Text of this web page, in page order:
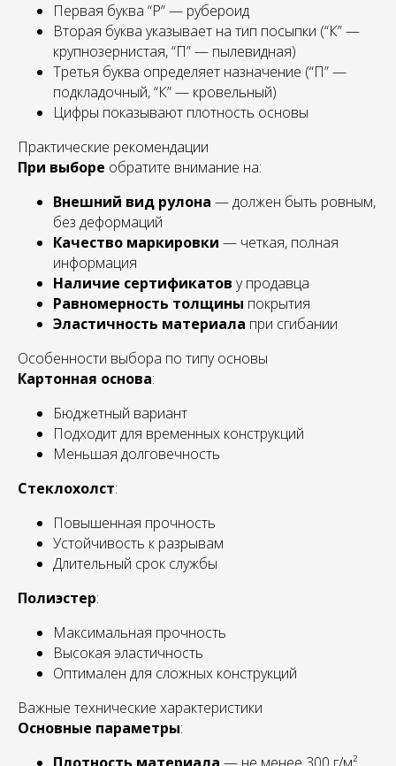
Первая буква “Р” — рубероид
Вторая буква указывает на тип посыпки (“К” —
крупнозернистая, “П” — пылевидная)
Третья буква определяет назначение (“П” —
подкладочный, “К” — кровельный)
Цифры показывают плотность основы
Практические рекомендации
При выборе обратите внимание на:
Внешний вид рулона — должен быть ровным,
без деформаций
Качество маркировки — четкая, полная
информация
Наличие сертификатов у продавца
Равномерность толщины покрытия
Эластичность материала при сгибании
Особенности выбора по типу основы
Картонная основа:
Бюджетный вариант
Подходит для временных конструкций
Меньшая долговечность
Стеклохолст:
Повышенная прочность
Устойчивость к разрывам
Длительный срок службы
Полиэстер:
Максимальная прочность
Высокая эластичность
Оптимален для сложных конструкций
Важные технические характеристики
Основные параметры: